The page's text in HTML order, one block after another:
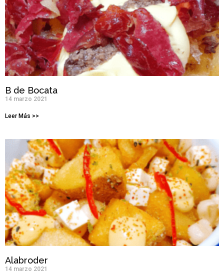
B de Bocata
14 marzo 2021
Leer Más >>
Alabroder
14 marzo 2021